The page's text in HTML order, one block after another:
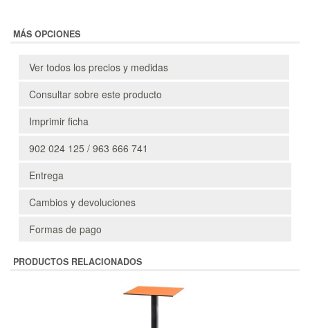
MÁS OPCIONES
Ver todos los precios y medidas
Consultar sobre este producto
Imprimir ficha
902 024 125 / 963 666 741
Entrega
Cambios y devoluciones
Formas de pago
PRODUCTOS RELACIONADOS